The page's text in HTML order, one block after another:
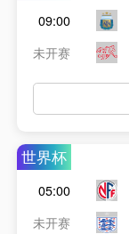
09:00
未开赛
世界杯
05:00
未开赛